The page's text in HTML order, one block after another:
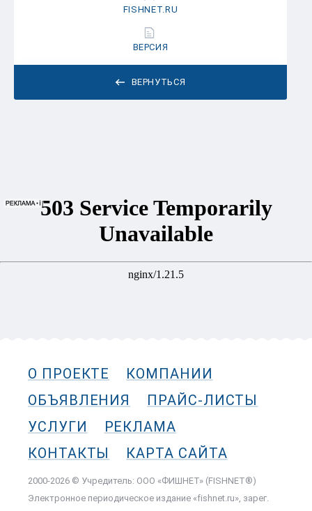
ВЕРНУТЬСЯ
FISHNET.RU
ВЕРСИЯ
О ПРОЕКТЕ
КОМПАНИИ
ОБЪЯВЛЕНИЯ
ПРАЙС-ЛИСТЫ
УСЛУГИ
РЕКЛАМА
КОНТАКТЫ
КАРТА САЙТА
2000-2026 © Учредитель: ООО «ФИШНЕТ» (FISHNET®)
Электронное периодическое издание «fishnet.ru», зарег.